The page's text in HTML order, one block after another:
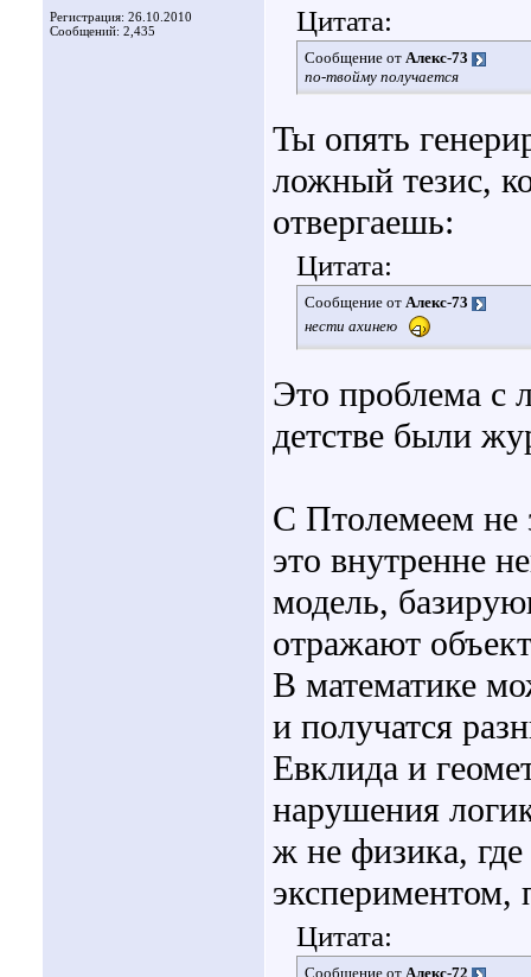
Регистрация: 26.10.2010
Сообщений: 2,435
Цитата:
Сообщение от Алекс-73
по-твойму получается
Ты опять
ложный тезис,
отвергаешь:
Цитата:
Сообщение от Алекс-73
нести ахинею
Это проблема с
детстве были
С Птолемеем не
это внутренне
модель,
отражают
В математике
и получатся
Евклида и
нарушения
ж не физика,
экспериментом,
Цитата:
Сообщение от Алекс-72